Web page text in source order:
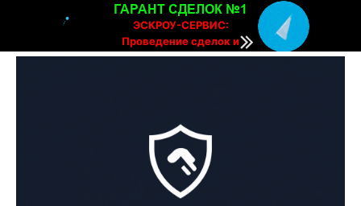
ЭСКРОУ-СЕРВИС:
Проведение сделок и
расчетов онлайн
ГАРАНТ СДЕЛОК №1